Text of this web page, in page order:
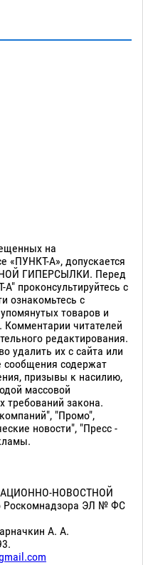
на
«ПУНКТ-А», допускается
ГИПЕРСЫЛКИ. Перед
проконсультируйтесь с
ознакомьтесь с
товаров и
Комментарии читателей
редактирования.
удалить их с сайта или
сообщения содержат
призывы к насилию,
массовой
закона.
"Промо",
новости", "Пресс -
НОВОСТНОЙ
Роскомнадзора ЭЛ № ФС
А. А.